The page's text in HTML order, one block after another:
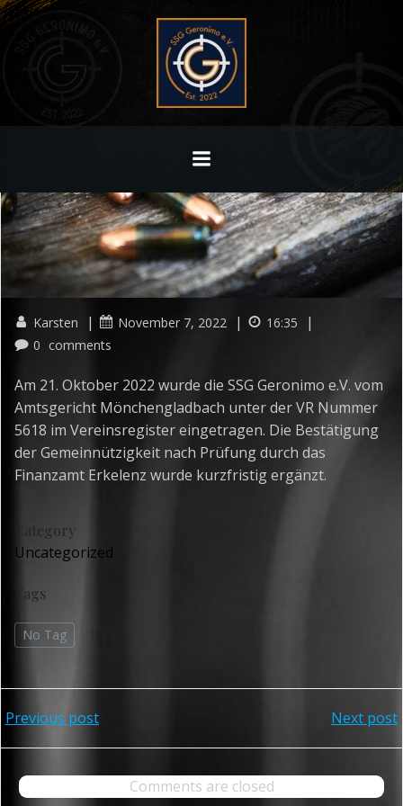
Inhalt
springen
Karsten | November 7, 2022 | 16:35 |
0 comments
Am 21. Oktober 2022 wurde die SSG Geronimo e.V. vom
Amtsgericht Mönchengladbach unter der VR Nummer
5618 im Vereinsregister eingetragen. Die Bestätigung
der Gemeinnützigkeit nach Prüfung durch das
Finanzamt Erkelenz wurde kurzfristig ergänzt.
Category
Uncategorized
Tags
No Tag
Post
navigation
Previous post
navigation
Next post
Comments are closed